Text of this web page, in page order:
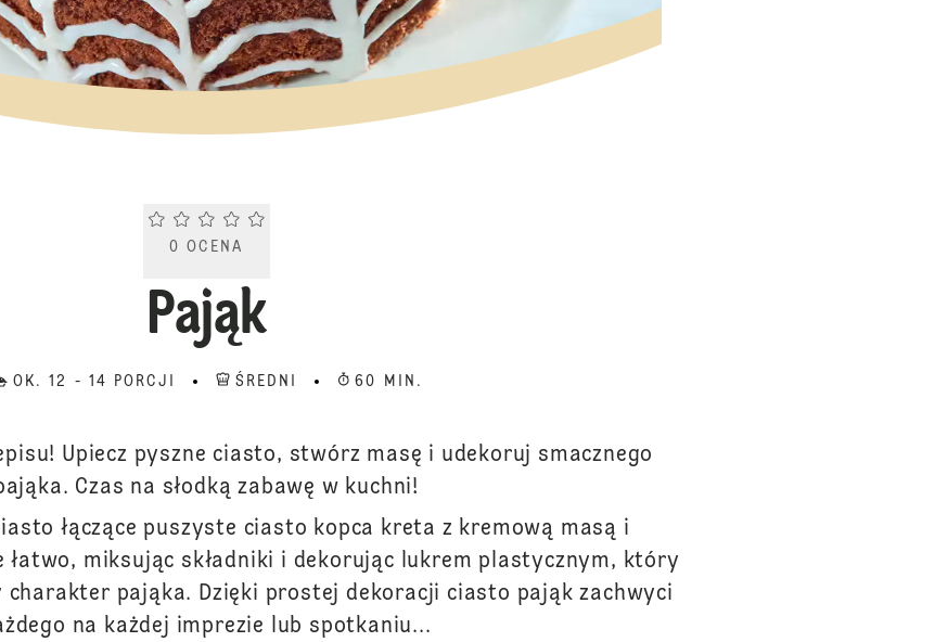
Current rating 0.0. Click to rate.
0 OCENA
Pająk
OK. 12 - 14 PORCJI ŚREDNI 60 MIN.
Upiecz pyszne ciasto, stwórz masę i udekoruj smacznego
Czas na słodką zabawę w kuchni!
łączące puszyste ciasto kopca kreta z kremową masą i
łatwo, miksując składniki i dekorując lukrem plastycznym, który
charakter pająka. Dzięki prostej dekoracji ciasto pająk zachwyci
na każdej imprezie lub spotkaniu...